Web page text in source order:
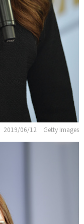
2019/06/12 Getty Images